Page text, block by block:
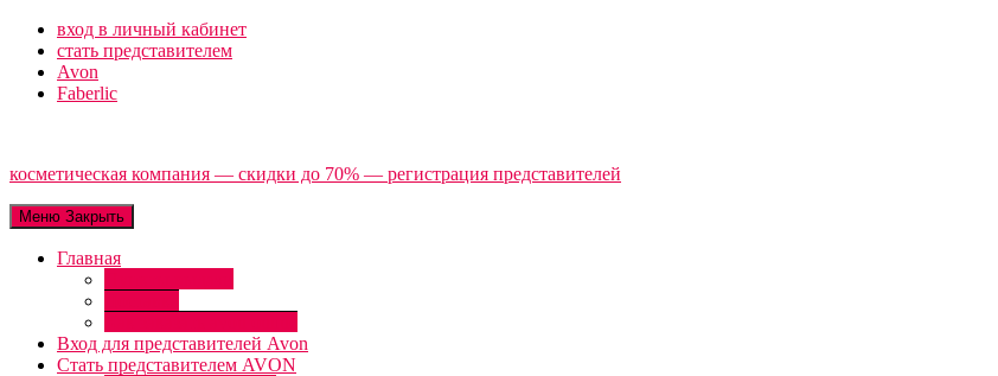
Перейти
содержимому
вход в личный кабинет
стать представителем
Avon
Faberlic
косметическая компания — скидки до 70% — регистрация представителей
Меню Закрыть
Главная
Вход для представителей Avon
Стать представителем AVON